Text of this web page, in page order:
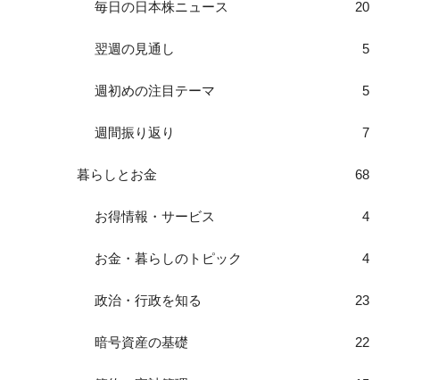
毎日の日本株ニュース 20
翌週の見通し 5
週初めの注目テーマ 5
週間振り返り 7
暮らしとお金 68
お得情報・サービス 4
お金・暮らしのトピック 4
政治・行政を知る 23
暗号資産の基礎 22